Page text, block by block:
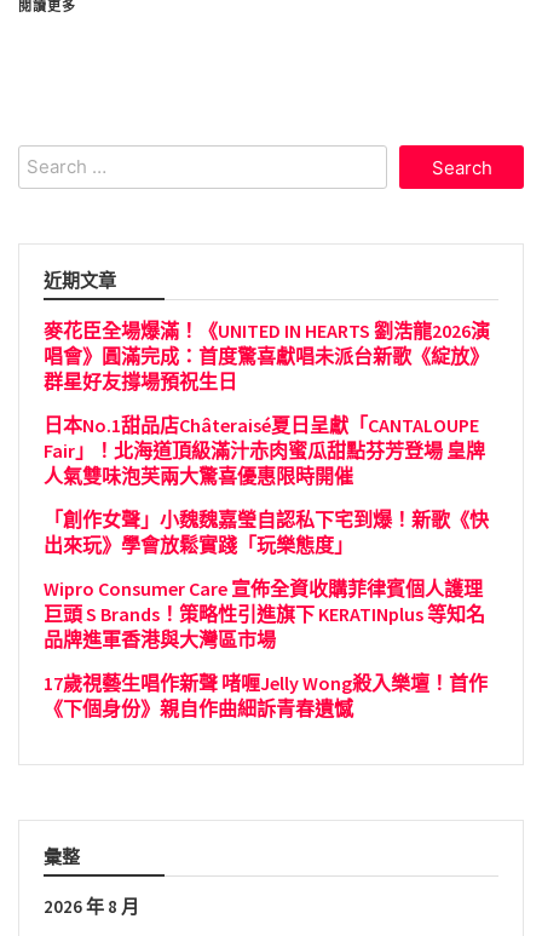
閱讀更多
Search
for:
近期文章
麥花臣全場爆滿！《UNITED IN HEARTS 劉浩龍2026演
唱會》圓滿完成：首度驚喜獻唱未派台新歌《綻放》
群星好友撐場預祝生日
日本No.1甜品店Châteraisé夏日呈獻「CANTALOUPE
Fair」！北海道頂級滿汁赤肉蜜瓜甜點芬芳登場 皇牌
人氣雙味泡芙兩大驚喜優惠限時開催
「創作女聲」小魏魏嘉瑩自認私下宅到爆！新歌《快
出來玩》學會放鬆實踐「玩樂態度」
Wipro Consumer Care 宣佈全資收購菲律賓個人護理
巨頭 S Brands！策略性引進旗下 KERATINplus 等知名
品牌進軍香港與大灣區市場
17歲視藝生唱作新聲 啫喱Jelly Wong殺入樂壇！首作
《下個身份》親自作曲細訴青春遺憾
彙整
2026 年 8 月